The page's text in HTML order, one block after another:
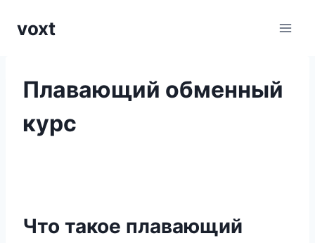
voxt
Плавающий обменный
курс
Что такое плавающий